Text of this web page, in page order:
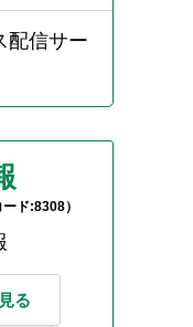
配信サー
ド:8308）
る